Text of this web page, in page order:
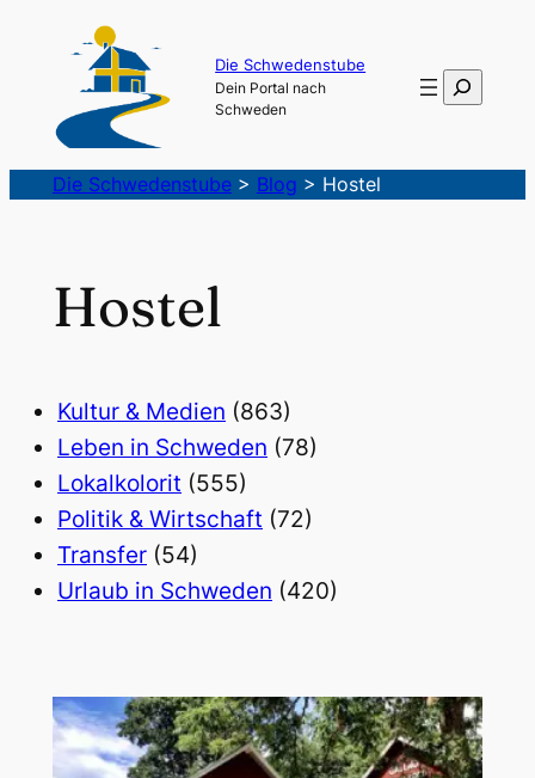
Die Schwedenstube
Dein Portal nach
Schweden
Suchen
Die Schwedenstube> Blog > Hostel
Hostel
Kultur & Medien (863)
Leben in Schweden (78)
Lokalkolorit (555)
Politik & Wirtschaft (72)
Transfer (54)
Urlaub in Schweden (420)